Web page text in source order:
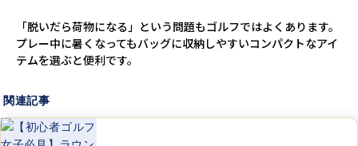
「脱いだら荷物になる」という問題もゴルフではよくあります。
プレー中に暑くなってもバッグに収納しやすいコンパクトなアイ
テムを選ぶと便利です。
関連記事